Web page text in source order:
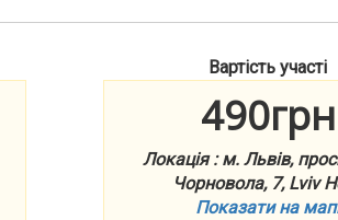
Вартість участі
490грн
Локація : м. Львів,
Чорновола, 7, Lviv
Показати на